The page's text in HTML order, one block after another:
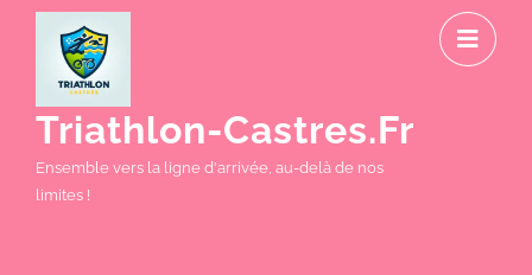
Triathlon-Castres.fr
Ensemble vers la ligne d'arrivée, au-delà de nos
limites !